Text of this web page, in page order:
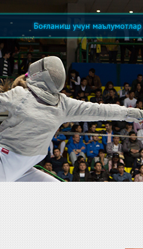
Боғланиш учун маълумотлар